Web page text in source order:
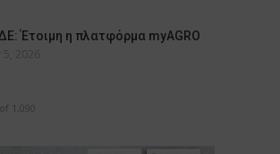
Έτοιμη η πλατφόρμα myAGRO
2026
1,090